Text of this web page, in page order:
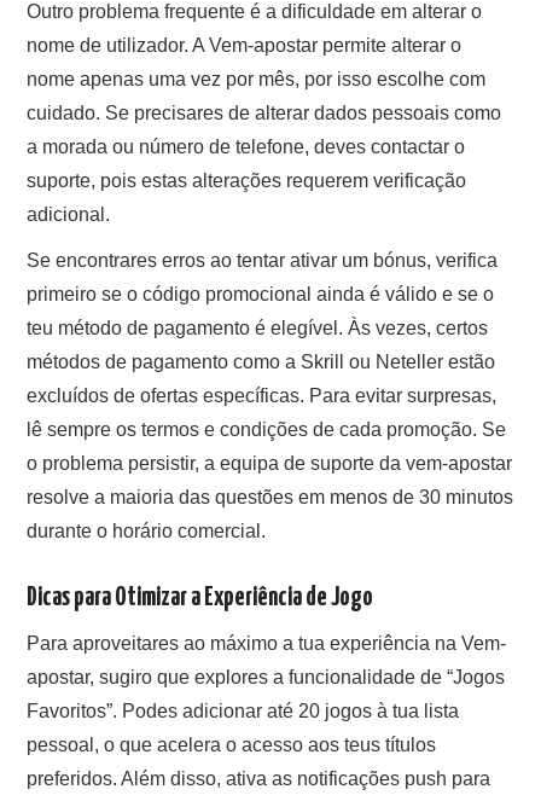
Outro problema frequente é a dificuldade em alterar o
nome de utilizador. A Vem-apostar permite alterar o
nome apenas uma vez por mês, por isso escolhe com
cuidado. Se precisares de alterar dados pessoais como
a morada ou número de telefone, deves contactar o
suporte, pois estas alterações requerem verificação
adicional.
Se encontrares erros ao tentar ativar um bónus, verifica
primeiro se o código promocional ainda é válido e se o
teu método de pagamento é elegível. Às vezes, certos
métodos de pagamento como a Skrill ou Neteller estão
excluídos de ofertas específicas. Para evitar surpresas,
lê sempre os termos e condições de cada promoção. Se
o problema persistir, a equipa de suporte da vem-apostar
resolve a maioria das questões em menos de 30 minutos
durante o horário comercial.
Dicas para Otimizar a Experiência de Jogo
Para aproveitares ao máximo a tua experiência na Vem-
apostar, sugiro que explores a funcionalidade de “Jogos
Favoritos”. Podes adicionar até 20 jogos à tua lista
pessoal, o que acelera o acesso aos teus títulos
preferidos. Além disso, ativa as notificações push para